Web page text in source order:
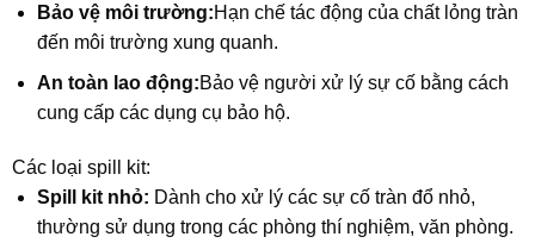
Bảo vệ môi trường:Hạn chế tác động của chất lỏng tràn
đến môi trường xung quanh.
An toàn lao động:Bảo vệ người xử lý sự cố bằng cách
cung cấp các dụng cụ bảo hộ.
Các loại spill kit:
Spill kit nhỏ: Dành cho xử lý các sự cố tràn đổ nhỏ,
thường sử dụng trong các phòng thí nghiệm, văn phòng.